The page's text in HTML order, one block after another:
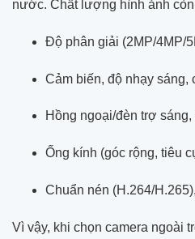
nước. Chất lượng hình ảnh còn
Độ phân giải (2MP/4MP/
Cảm biến, độ nhạy
Hồng ngoại/đèn trợ
Ống kính (góc rộng, tiêu
Chuẩn nén (H.264/
Vì vậy, khi chọn camera ngoài